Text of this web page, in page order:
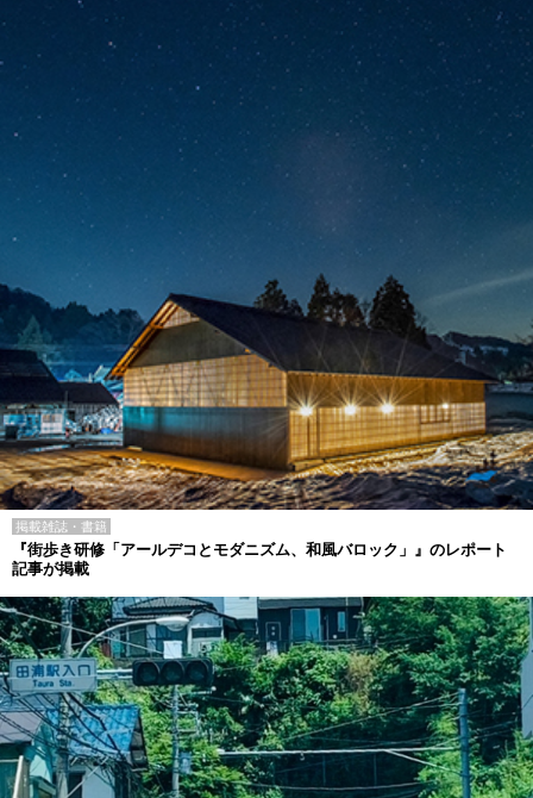
掲載雑誌・書籍
『街歩き研修「アールデコとモダニズム、和風バロック」』のレポート
記事が掲載